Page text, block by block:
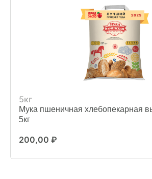
5кг
Мука пшеничная хлебопекарная
5кг
200,00 ₽